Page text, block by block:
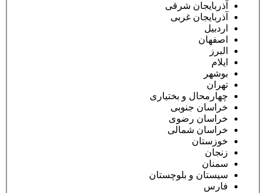
آذربایجان شرقی
آذربایجان غربی
اردبیل
اصفهان
البرز
ایلام
بوشهر
تهران
چهارمحال و بختیاری
خراسان جنوبی
خراسان رضوی
خراسان شمالی
خوزستان
زنجان
سمنان
سیستان و بلوچستان
فارس